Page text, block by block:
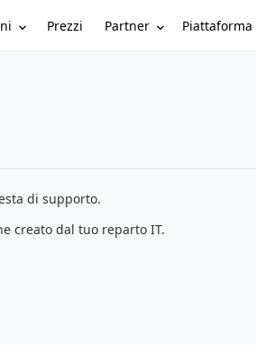
Prezzi Partner Piattaforma
di supporto.
creato dal tuo reparto IT.